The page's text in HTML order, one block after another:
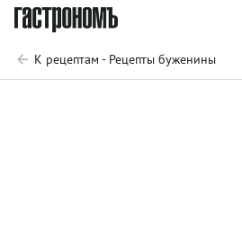
К рецептам - Рецепты буженины